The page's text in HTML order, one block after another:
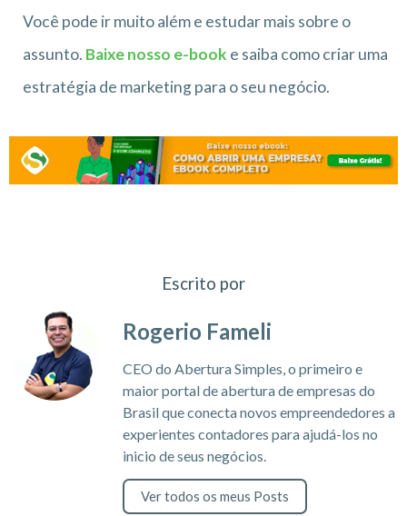
Você pode ir muito além e estudar mais sobre o
assunto. Baixe nosso e-book e saiba como criar uma
estratégia de marketing para o seu negócio.
Escrito por
Rogerio Fameli
CEO do Abertura Simples, o primeiro e
maior portal de abertura de empresas do
Brasil que conecta novos empreendedores a
experientes contadores para ajudá-los no
inicio de seus negócios.
Ver todos os meus Posts